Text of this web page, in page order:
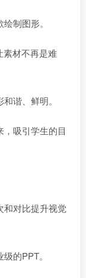
制图形。
素材不再是难
谐、鲜明。
吸引学生的目
和对比提升视觉
的PPT。